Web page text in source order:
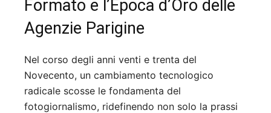
Formato e l’Epoca d’Oro delle
Agenzie Parigine
Nel corso degli anni venti e trenta del
Novecento, un cambiamento tecnologico
radicale scosse le fondamenta del
fotogiornalismo, ridefinendo non solo la prassi